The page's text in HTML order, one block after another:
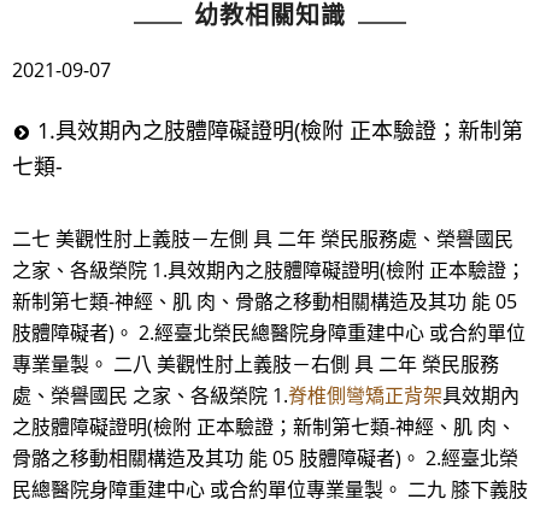
幼教相關知識
2021-09-07
1.具效期內之肢體障礙證明(檢附 正本驗證；新制第
七類-
二七 美觀性肘上義肢－左側 具 二年 榮民服務處、榮譽國民
之家、各級榮院 1.具效期內之肢體障礙證明(檢附 正本驗證；
新制第七類-神經、肌 肉、骨骼之移動相關構造及其功 能 05
肢體障礙者)。 2.經臺北榮民總醫院身障重建中心 或合約單位
專業量製。 二八 美觀性肘上義肢－右側 具 二年 榮民服務
處、榮譽國民 之家、各級榮院 1.脊椎側彎矯正背架具效期內
之肢體障礙證明(檢附 正本驗證；新制第七類-神經、肌 肉、
骨骼之移動相關構造及其功 能 05 肢體障礙者)。 2.經臺北榮
民總醫院身障重建中心 或合約單位專業量製。 二九 膝下義肢